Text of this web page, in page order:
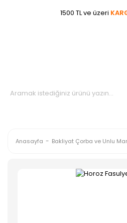
1500 TL ve üzeri
Anasayfa Bakliyat Çorba ve Unlu